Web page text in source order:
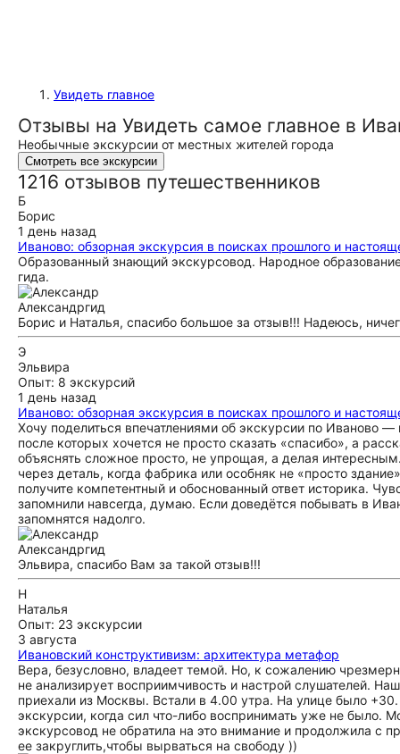
Увидеть главное
Отзывы на Увидеть самое главное в
Необычные экскурсии от местных жителей города
Смотреть все экскурсии
1216 отзывов путешественников
Б
Борис
1 день назад
Иваново: обзорная экскурсия в поисках прошлого и
Образованный знающий экскурсовод. Народное
гида.
Александргид
Борис и Наталья, спасибо большое за отзыв!!! Надеюсь,
Э
Эльвира
Опыт: 8 экскурсий
1 день назад
Иваново: обзорная экскурсия в поисках прошлого и
Хочу поделиться впечатлениями об экскурсии по Иваново
после которых хочется не просто сказать «спасибо», а
объяснять сложное просто, не упрощая, а делая
через деталь, когда фабрика или особняк не «просто
получите компетентный и обоснованный ответ историка.
запомнили навсегда, думаю. Если доведётся побывать в
запомнятся надолго.
Александргид
Эльвира, спасибо Вам за такой отзыв!!!
Н
Наталья
Опыт: 23 экскурсии
3 августа
Ивановский конструктивизм: архитектура метафор
Вера, безусловно, владеет темой. Но, к сожалению
не анализирует восприимчивость и настрой слушателей.
приехали из Москвы. Встали в 4.00 утра. На улице было
экскурсии, когда сил что-либо воспринимать уже не было.
экскурсовод не обратила на это внимание и продолжила с
ее закруглить,чтобы вырваться на свободу ))